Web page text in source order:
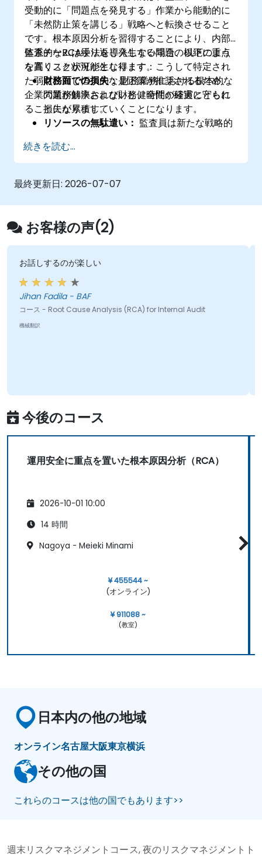
ナンス担当者
受動的に「問題点を発見する」作業から能動的に
「未然防止策を講じる」戦略へと転換させること
です。根本原因分析を習得することにより、内部
監査チームは繰り返し発生する問題の根絶に重点
を置くことが可能となります。こうして特定され
た弱点に対し恒久的な是正策が推奨されるため、
企業の業務効率および財務健全性が確実に守られ
ることになります。
体系的なRCA手法を導入しない場合、以下のよう
な高リスク状況が生じ得ます：
財務面での損失：財務業務における根本的な
問題が解決されないと、時間の経過とともに
損失が累積していくことになります。
リソースの無駄遣い： 監査員は新たな戦略的
の再検証に40％も多くの時間を費やすことに
なります。
権威性の低下： 同じ問題が繰り返し報告され
査部門の影響力が弱まる傾向があります。
続きを読む...
最終更新日: 2026-07-07
お客様の声(2)
お話しするのが楽しい
Jihan Fadila - BAF
コース - Root Cause Analysis (RCA) for Internal Audit
機械翻訳
今後のコース
運用安全に重点を置いた根本原因分析（RCA）
2026-10-01 10:00
14 時間
Nagoya - Meieki Minami
¥ 455544 ~
(オンライン)
¥ 911088 ~
(教室)
日本内の他の地域
オンライン名古屋大阪東京横浜
その他の国
これらのコースは他の国でもあります>>
週末リスクマネジメントコース, 夜のリスクマネジメントト